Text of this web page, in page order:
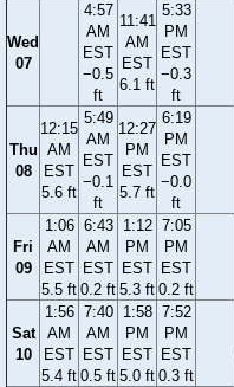
Wed
07
4:57
AM
EST
−0.5
ft
11:41
AM
EST
6.1 ft
5:33
PM
EST
−0.3
ft
Thu
08
12:15
AM
EST
5.6 ft
5:49
AM
EST
−0.1
ft
12:27
PM
EST
5.7 ft
6:19
PM
EST
−0.0
ft
Fri
09
1:06
AM
EST
5.5 ft
6:43
AM
EST
0.2 ft
1:12
PM
EST
5.3 ft
7:05
PM
EST
0.2 ft
Sat
10
1:56
AM
EST
5.4 ft
7:40
AM
EST
0.5 ft
1:58
PM
EST
5.0 ft
7:52
PM
EST
0.3 ft